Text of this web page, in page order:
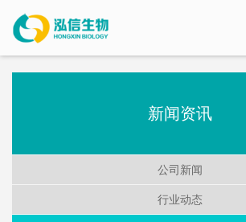
新闻资讯
公司新闻
行业动态